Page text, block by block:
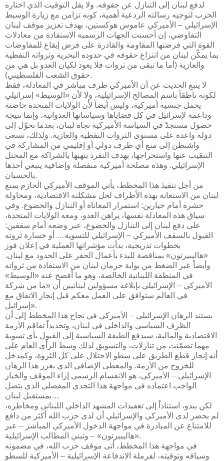
لدفع لبنان إلى التنازل عن حقوقه. ولا يقل التوقيت الذي اختاره
الحزب لتوجيه رسالته الردعية أهمية، كونه تزامن مع زيارة الوسيط
الإسرائيلي – الأميركي عاموس هوكستين، بهدف تعزيز موقف لبنان
التفاوضي، إن أحسنت الجهات الرسمية الاستفادة من معادلات
القوة التي فرضتها المقاومة والقادرة على فرض إيقاع للمفاوضات
بما يمكّن لبنان من انتزاع حقوقه في حدوده البحرية وثرواته النفطية
والغازية (أما ما تبقى من ثروات فلا يعود لكيان العدو بل هي من
حقوق الشعب الفلسطيني).
لا ينبع الحديث عن أن الأميركي طرف مباشر في المعادلة، فقط
لكونه ناطقاً باسم المصالح الإسرائيلية، ولا لأن «الوسيط» إسرائيلي
يحمل جنسية أميركية، وليس أيضاً لأن الولايات المتحدة حاضنة
وداعمة لإسرائيل في كل قضاياها وسياساتها العدوانية، وإنما نتيجة
حصول مستجدّ في السياسة الأميركية تجاه لبنان، بعدما تحوّل إلى
دولة واعدة على مستوى الثروات النفطية والغازية. ولذلك، تسعى
واشنطن إلى منع أي طرف دولي أو إقليمي من المشاركة في
التنقيب عنها واستخراجها، بهدف التفرد بنهبها بالشراكة مع المحتل
الإسرائيلي. وهذه مصلحة أميركية منفصلة وإضافية ينبغي أخذها
بالحسبان.
من أجل تنفيذ هذا المخطط، يأتي الموقف الأميركي الحازم بمنع
لبنان من الاستعانة بهذه الأطراف لحل مشكلته الاقتصادية، ومحاولة
حشره أمام خيارين: استمرار المعاناة أو التنازل والخضوع. وفي
سياق هذه المعادلة نفسها، يراهن العدو، ومعه الولايات المتحدة،
على دفع لبنان إلى التنازل والخضوع، عبر وضعه أمام سقفين:
القبول بالسقف الأميركي – الإسرائيلي للتسوية… أو خسارة ثروته
بخطوات تدريجية، بدأت مؤشراتها العملية في إعلان فوز
«هاليبيرتون» بمناقصة للبدء بأعمال الحفر على الحدود مع لبنان.
وأيضاً عبر الضغط من بوابة حرمان لبنان من الاستفادة من ثرواته
في المنطقة اللبنانية الخالصة، وهو ما أفصح عنه «الوسيط»
الأميركي – الإسرائيلي بإبلاغه مسؤولين لبنانيين أن «ما من شركة
في العالم ستوافق على العمل معكم قبل إنجاز الاتفاق مع
إسرائيل».
يستند الرهان الإسرائيلي – الأميركي في نجاح هذا المخطط إلى أن
الظرف السياسي والداخلي في لبنان، وتحديداً تفاقم الأزمة
الاقتصادية والمالية، سيدفع الطبقة السياسية إلى القبول بأي تسوية
مهما تضمّنت من تنازلات، والتسويق لذلك وسط الرأي العام على
أنه إنجاز قطع الطريق على سطو الاحتلال على كل الثروة، وكمدخل
للخروج من الأزمة. والمعطى الإضافي الذي يعزز هذا الرهان
الإسرائيلي – الأميركي، هو الانقسام الرسمي إزاء الموقف والخيار
الواجب اعتماده في مواجهة هذا التحدي المفصلي الذي يتصل
بمستقبل لبنان…
لكن يبدو، استناداً إلى تعقيدات المشهد الداخلي اللبناني ومخاطره،
لم يحضر لدى الأميركي والإسرائيلي أن لدى حزب الله أكثر من دافع
للامتناع عن المبادرة في مواجهة الدخول الأميركي المباشر – عبر
«هاليبيرتون» – وتبني المطالب الإسرائيلية.
في مواجهة هذا المخطط، أتى موقف حزب الله، في مضمونه
وسياقه وتوقيته، لفرملة الاندفاعة الإسرائيلية – الأميركية للسطو